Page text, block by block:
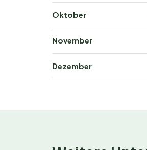
Oktober
November
Dezember